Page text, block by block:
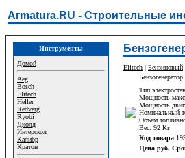
Armatura.RU - Строительные
Инструменты
Домой
Aeg
Bosch
Elitech
Heller
Redverg
Ryobi
Диолд
Интерскол
Калибр
Кратон
Elitech | Бензиновый
Тип
Мощность
Мощность
Номинальный
Объем
Вес: 92 Кг
Код товара
Цена руб.